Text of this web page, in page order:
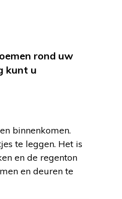
rond uw
kunt u
binnenkomen.
te leggen. Het is
en de regenton
en deuren te